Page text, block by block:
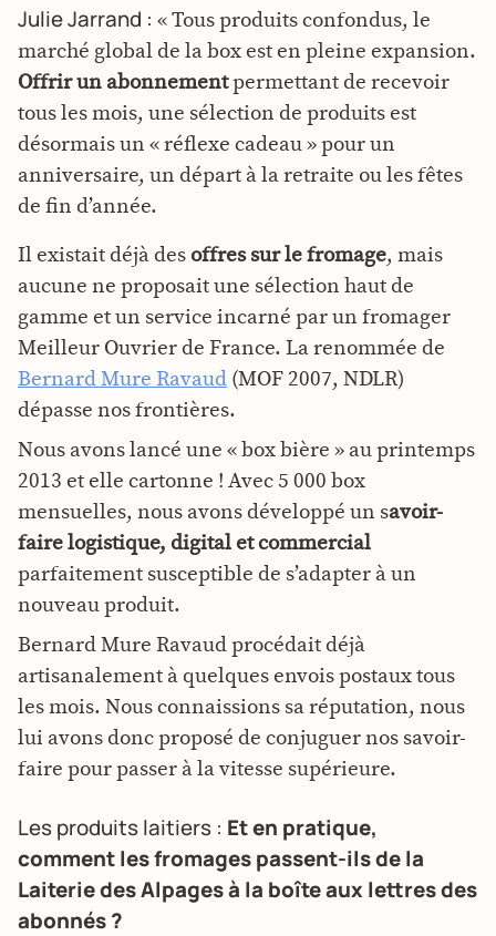
Julie Jarrand : « Tous produits confondus, le
marché global de la box est en pleine expansion.
Offrir un abonnementpermettant de recevoir
tous les mois, une sélection de produits est
désormais un « réflexe cadeau » pour un
anniversaire, un départ à la retraite ou les fêtes
de fin d’année.
Il existait déjà des offres sur le fromage, mais
aucune ne proposait une sélection haut de
gamme et un service incarné par un fromager
Meilleur Ouvrier de France. La renommée de
Bernard Mure Ravaud (MOF 2007, NDLR)
dépasse nos frontières.
Nous avons lancé une « box bière » au printemps
2013 et elle cartonne ! Avec 5 000 box
mensuelles, nous avons développé un savoir-
faire logistique, digital et commercial
parfaitement susceptible de s’adapter à un
nouveau produit.
Bernard Mure Ravaud procédait déjà
artisanalement à quelques envois postaux tous
les mois. Nous connaissions sa réputation, nous
lui avons donc proposé de conjuguer nos savoir-
faire pour passer à la vitesse supérieure.
Les produits laitiers : Et en pratique,
comment les fromages passent-ils de la
Laiterie des Alpages à la boîte aux lettres des
abonnés ?